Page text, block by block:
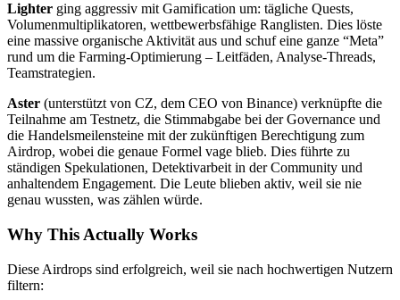
Lighter ging aggressiv mit Gamification um: tägliche Quests,
Volumenmultiplikatoren, wettbewerbsfähige Ranglisten. Dies löste
eine massive organische Aktivität aus und schuf eine ganze “Meta”
rund um die Farming-Optimierung – Leitfäden, Analyse-Threads,
Teamstrategien.
Aster (unterstützt von CZ, dem CEO von Binance) verknüpfte die
Teilnahme am Testnetz, die Stimmabgabe bei der Governance und
die Handelsmeilensteine mit der zukünftigen Berechtigung zum
Airdrop, wobei die genaue Formel vage blieb. Dies führte zu
ständigen Spekulationen, Detektivarbeit in der Community und
anhaltendem Engagement. Die Leute blieben aktiv, weil sie nie
genau wussten, was zählen würde.
Why This Actually Works
Diese Airdrops sind erfolgreich, weil sie nach hochwertigen Nutzern
filtern: